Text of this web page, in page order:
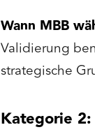
Wann MBB
Validierung
strategische
Kategorie